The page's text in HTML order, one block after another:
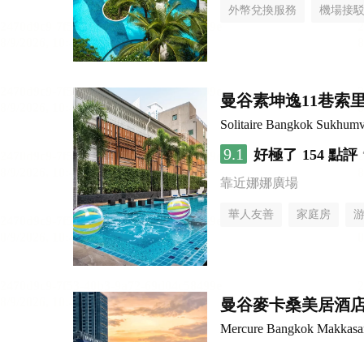
外幣兌換服務 機場接
曼谷素坤逸11巷索
Solitaire Bangkok
9.1 好極了 154 點評
靠近娜娜廣場
華人友善 家庭房
曼谷麥卡桑美居酒
Mercure Bangkok